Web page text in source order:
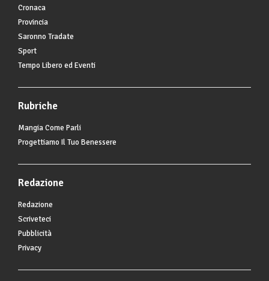
Cronaca
Provincia
Saronno Tradate
Sport
Tempo Libero ed Eventi
Rubriche
Mangia Come Parli
Progettiamo Il Tuo Benessere
Redazione
Redazione
Scriveteci
Pubblicità
Privacy